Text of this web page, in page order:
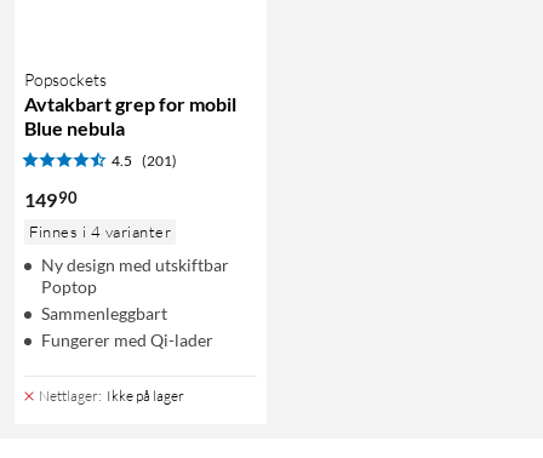
Popsockets
Avtakbart grep for mobil
Blue nebula
4.5 (201)
14990
Finnes i 4 varianter
Ny design med utskiftbar
Poptop
Sammenleggbart
Fungerer med Qi-lader
Nettlager: Ikke på lager